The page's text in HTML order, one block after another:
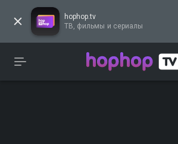
hophop.tv
ТВ, фильмы и сериалы